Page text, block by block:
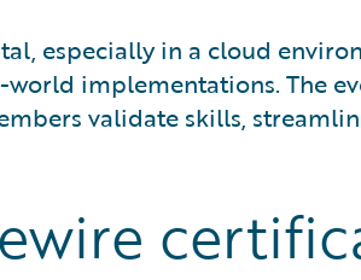
especially in a cloud
world implementations. The
validate skills,